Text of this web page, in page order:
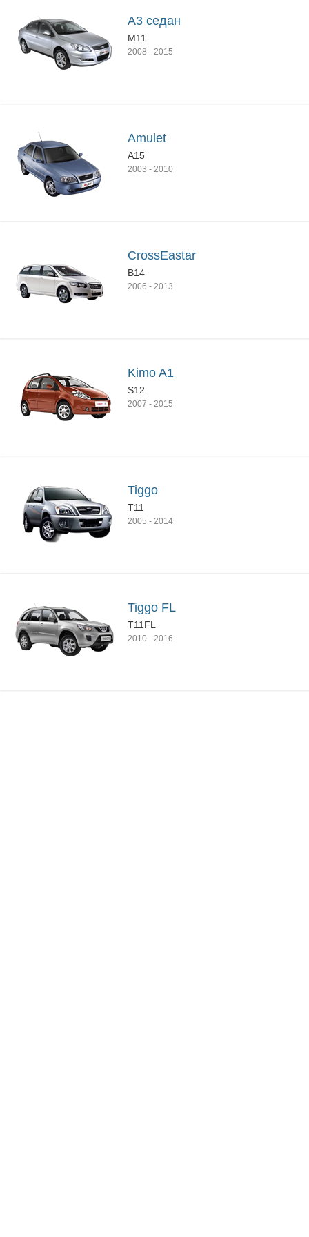
A3 седан
M11
2008 - 2015
Amulet
A15
2003 - 2010
CrossEastar
B14
2006 - 2013
Kimo A1
S12
2007 - 2015
Tiggo
T11
2005 - 2014
Tiggo FL
Т11FL
2010 - 2016